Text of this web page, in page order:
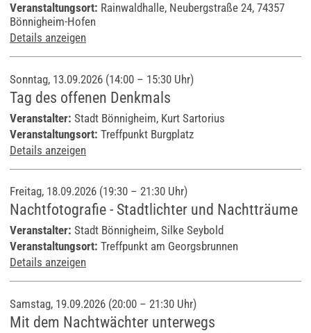
Veranstaltungsort: Rainwaldhalle, Neubergstraße 24, 74357
Bönnigheim-Hofen
Details anzeigen
Sonntag, 13.09.2026 (14:00 – 15:30 Uhr)
Tag des offenen Denkmals
Veranstalter: Stadt Bönnigheim, Kurt Sartorius
Veranstaltungsort: Treffpunkt Burgplatz
Details anzeigen
Freitag, 18.09.2026 (19:30 – 21:30 Uhr)
Nachtfotografie - Stadtlichter und Nachtträume
Veranstalter: Stadt Bönnigheim, Silke Seybold
Veranstaltungsort: Treffpunkt am Georgsbrunnen
Details anzeigen
Samstag, 19.09.2026 (20:00 – 21:30 Uhr)
Mit dem Nachtwächter unterwegs